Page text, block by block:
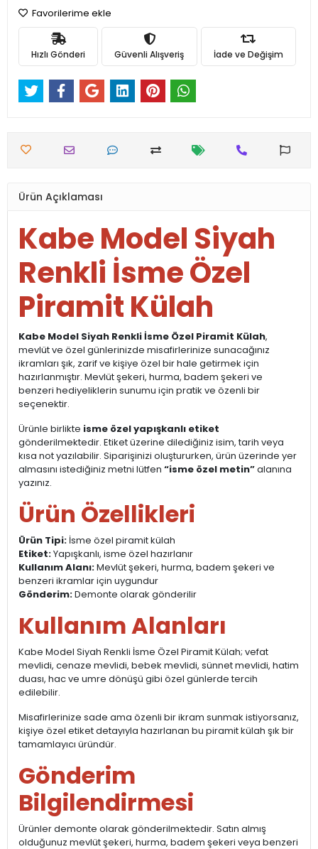
Favorilerime ekle
Hızlı Gönderi Güvenli Alışveriş İade ve Değişim
Ürün Açıklaması
Kabe Model Siyah
Renkli İsme Özel
Piramit Külah
Kabe Model Siyah Renkli İsme Özel Piramit Külah,
mevlüt ve özel günlerinizde misafirlerinize sunacağınız
ikramları şık, zarif ve kişiye özel bir hale getirmek için
hazırlanmıştır. Mevlüt şekeri, hurma, badem şekeri ve
benzeri hediyeliklerin sunumu için pratik ve özenli bir
seçenektir.
Ürünle birlikte isme özel yapışkanlı etiket
gönderilmektedir. Etiket üzerine dilediğiniz isim, tarih veya
kısa not yazılabilir. Siparişinizi oluştururken, ürün üzerinde yer
almasını istediğiniz metni lütfen “isme özel metin”alanına
yazınız.
Ürün Özellikleri
Ürün Tipi: İsme özel piramit külah
Etiket:Yapışkanlı, isme özel hazırlanır
Kullanım Alanı:Mevlüt şekeri, hurma, badem şekeri ve
benzeri ikramlar için uygundur
Gönderim:Demonte olarak gönderilir
Kullanım Alanları
Kabe Model Siyah Renkli İsme Özel Piramit Külah; vefat
mevlidi, cenaze mevlidi, bebek mevlidi, sünnet mevlidi, hatim
duası, hac ve umre dönüşü gibi özel günlerde tercih
edilebilir.
Misafirlerinize sade ama özenli bir ikram sunmak istiyorsanız,
kişiye özel etiket detayıyla hazırlanan bu piramit külah şık bir
tamamlayıcı üründür.
Gönderim
Bilgilendirmesi
Ürünler demonte olarak gönderilmektedir. Satın almış
olduğunuz mevlüt şekeri, hurma, badem şekeri veya benzeri